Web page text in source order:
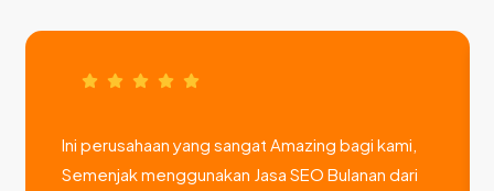
Ini perusahaan yang sangat Amazing bagi kami,
Semenjak menggunakan Jasa SEO Bulanan dari